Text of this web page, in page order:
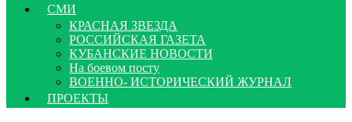
СМИ
КРАСНАЯ ЗВЕЗДА
РОССИЙСКАЯ ГАЗЕТА
КУБАНСКИЕ НОВОСТИ
На боевом посту
ВОЕННО- ИСТОРИЧЕСКИЙ ЖУРНАЛ
ПРОЕКТЫ